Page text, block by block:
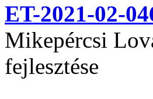
ET-2021-02-
Mikepércsi
fejlesztése